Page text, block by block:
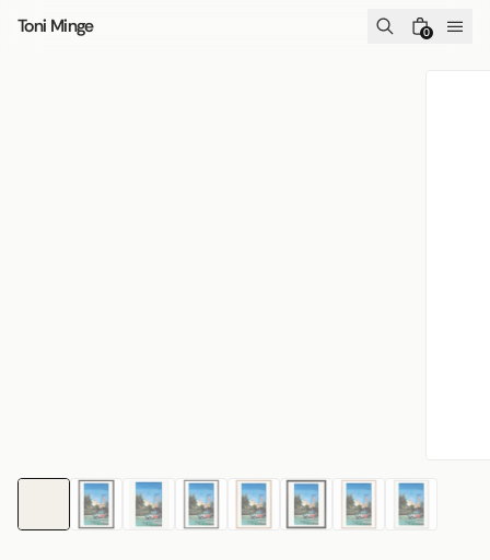
Toni Minge 0